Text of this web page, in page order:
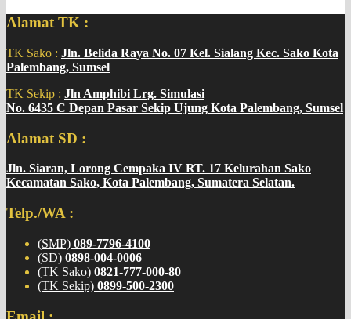
Alamat TK :
TK Sako : Jln. Belida Raya No. 07 Kel. Sialang Kec. Sako Kota
Palembang, Sumsel
TK Sekip : Jln Amphibi Lrg. Simulasi
No. 6435 C Depan Pasar Sekip Ujung Kota Palembang, Sumsel
Alamat SD :
Jln. Siaran, Lorong Cempaka IV RT. 17 Kelurahan Sako
Kecamatan Sako, Kota Palembang, Sumatera Selatan.
Telp./WA :
(SMP) 089-7796-4100
(SD) 0898-004-0006
(TK Sako) 0821-777-000-80
(TK Sekip) 0899-500-2300